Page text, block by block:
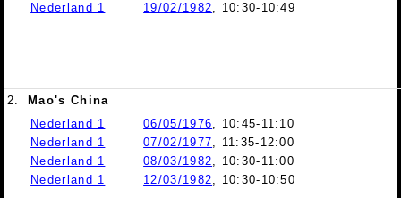
Nederland 1
19/02/1982, 10:30-10:49
2.
Mao's China
Nederland 1
06/05/1976, 10:45-11:10
Nederland 1
07/02/1977, 11:35-12:00
Nederland 1
08/03/1982, 10:30-11:00
Nederland 1
12/03/1982, 10:30-10:50